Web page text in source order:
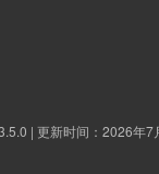
| 更新时间：2026年